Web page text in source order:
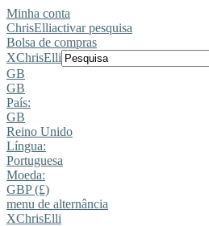
Minha conta
ChrisElliactivar pesquisa
Bolsa de compras
XChrisElli
GB
GB
País:
GB
Reino Unido
Língua:
Portuguesa
Moeda:
GBP (£)
menu de alternância
XChrisElli